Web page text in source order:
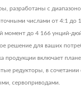
разработаны с
числами от 4:1 до
момент до 4 166 унций-
решение для ваших
продукции включает
редукторы, в
сервоприводами.